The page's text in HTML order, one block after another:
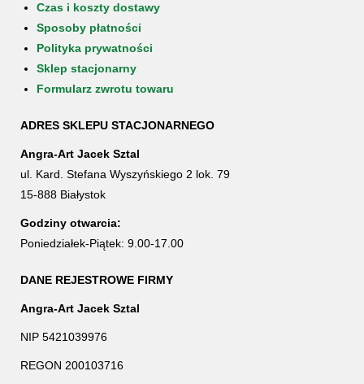
Czas i koszty dostawy
Sposoby płatności
Polityka prywatności
Sklep stacjonarny
Formularz zwrotu towaru
ADRES SKLEPU STACJONARNEGO
Angra-Art Jacek Sztal
ul. Kard. Stefana Wyszyńskiego 2 lok. 79
15-888 Białystok
Godziny otwarcia:
Poniedziałek-Piątek: 9.00-17.00
DANE REJESTROWE FIRMY
Angra-Art Jacek Sztal
NIP 5421039976
REGON 200103716